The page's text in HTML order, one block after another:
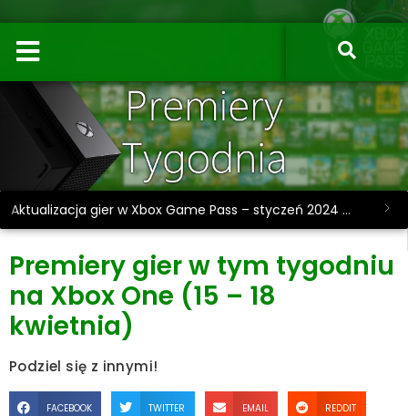
Aktualizacja gier w Xbox Game Pass – styczeń 2024 #2
Premiery gier w tym tygodniu
na Xbox One (15 – 18
kwietnia)
Podziel się z innymi!
FACEBOOK TWITTER EMAIL REDDIT